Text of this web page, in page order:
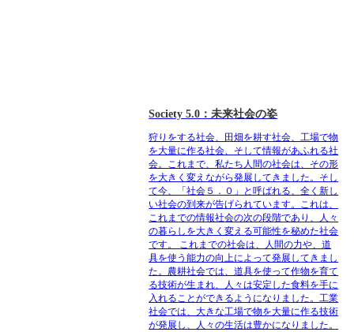
Society 5.0：未来社会の姿
狩りをする社会、田畑を耕す社会、工場で物
を大量に作る社会、そして情報があふれる社
会。これまで、私たち人間の社会は、その形
を大きく変えながら発展してきました。そし
て今、「社会５．０」と呼ばれる、全く新し
い社会の到来が告げられています。これは、
これまでの情報社会の次の段階であり、人々
の暮らしを大きく変える可能性を秘めた社会
です。 これまでの社会は、人間の力や、道
具を使う能力の向上によって発展してきまし
た。農耕社会では、道具を使って作物を育て
る技術が生まれ、人々は安定した食料を手に
入れることができるようになりました。工業
社会では、大きな工場で物を大量に作る技術
が発展し、人々の生活は豊かになりました。